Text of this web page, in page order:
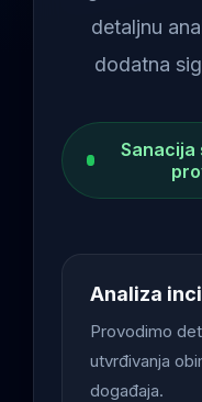
detaljnu
dodatna
Sanacija
Analiza
Provodimo
utvrđivanja
događaja.